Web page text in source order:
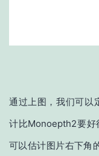
通过上图，我们可以
计比Monoepth2要
可以估计图片右下角